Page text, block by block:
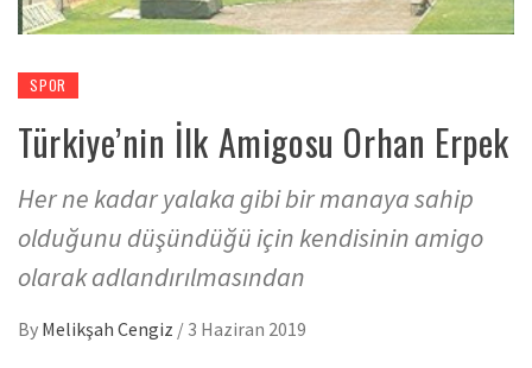
SPOR
Türkiye’nin İlk Amigosu Orhan Erpek
Her ne kadar yalaka gibi bir manaya sahip
olduğunu düşündüğü için kendisinin amigo
olarak adlandırılmasından
By Melikşah Cengiz / 3 Haziran 2019